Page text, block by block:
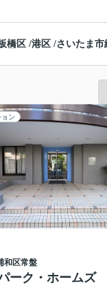
橋区 /港区 /さいたま市
ン
和区常盤
ーク・ホームズ